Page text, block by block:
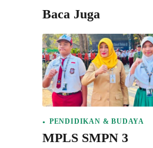
Baca Juga
PENDIDIKAN & BUDAYA
MPLS SMPN 3